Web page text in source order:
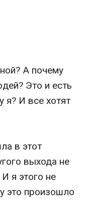
А почему
Это и есть
я? И все хотят
в этот
выхода не
я этого не
это произошло